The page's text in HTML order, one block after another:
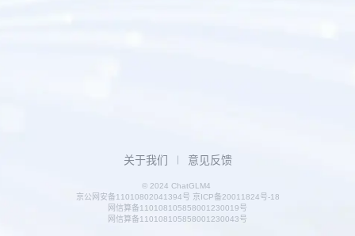
关于我们 意见反馈
© 2024 ChatGLM4
京公网安备11010802041394号 京ICP备20011824号-18
网信算备110108105858001230019号
网信算备110108105858001230043号